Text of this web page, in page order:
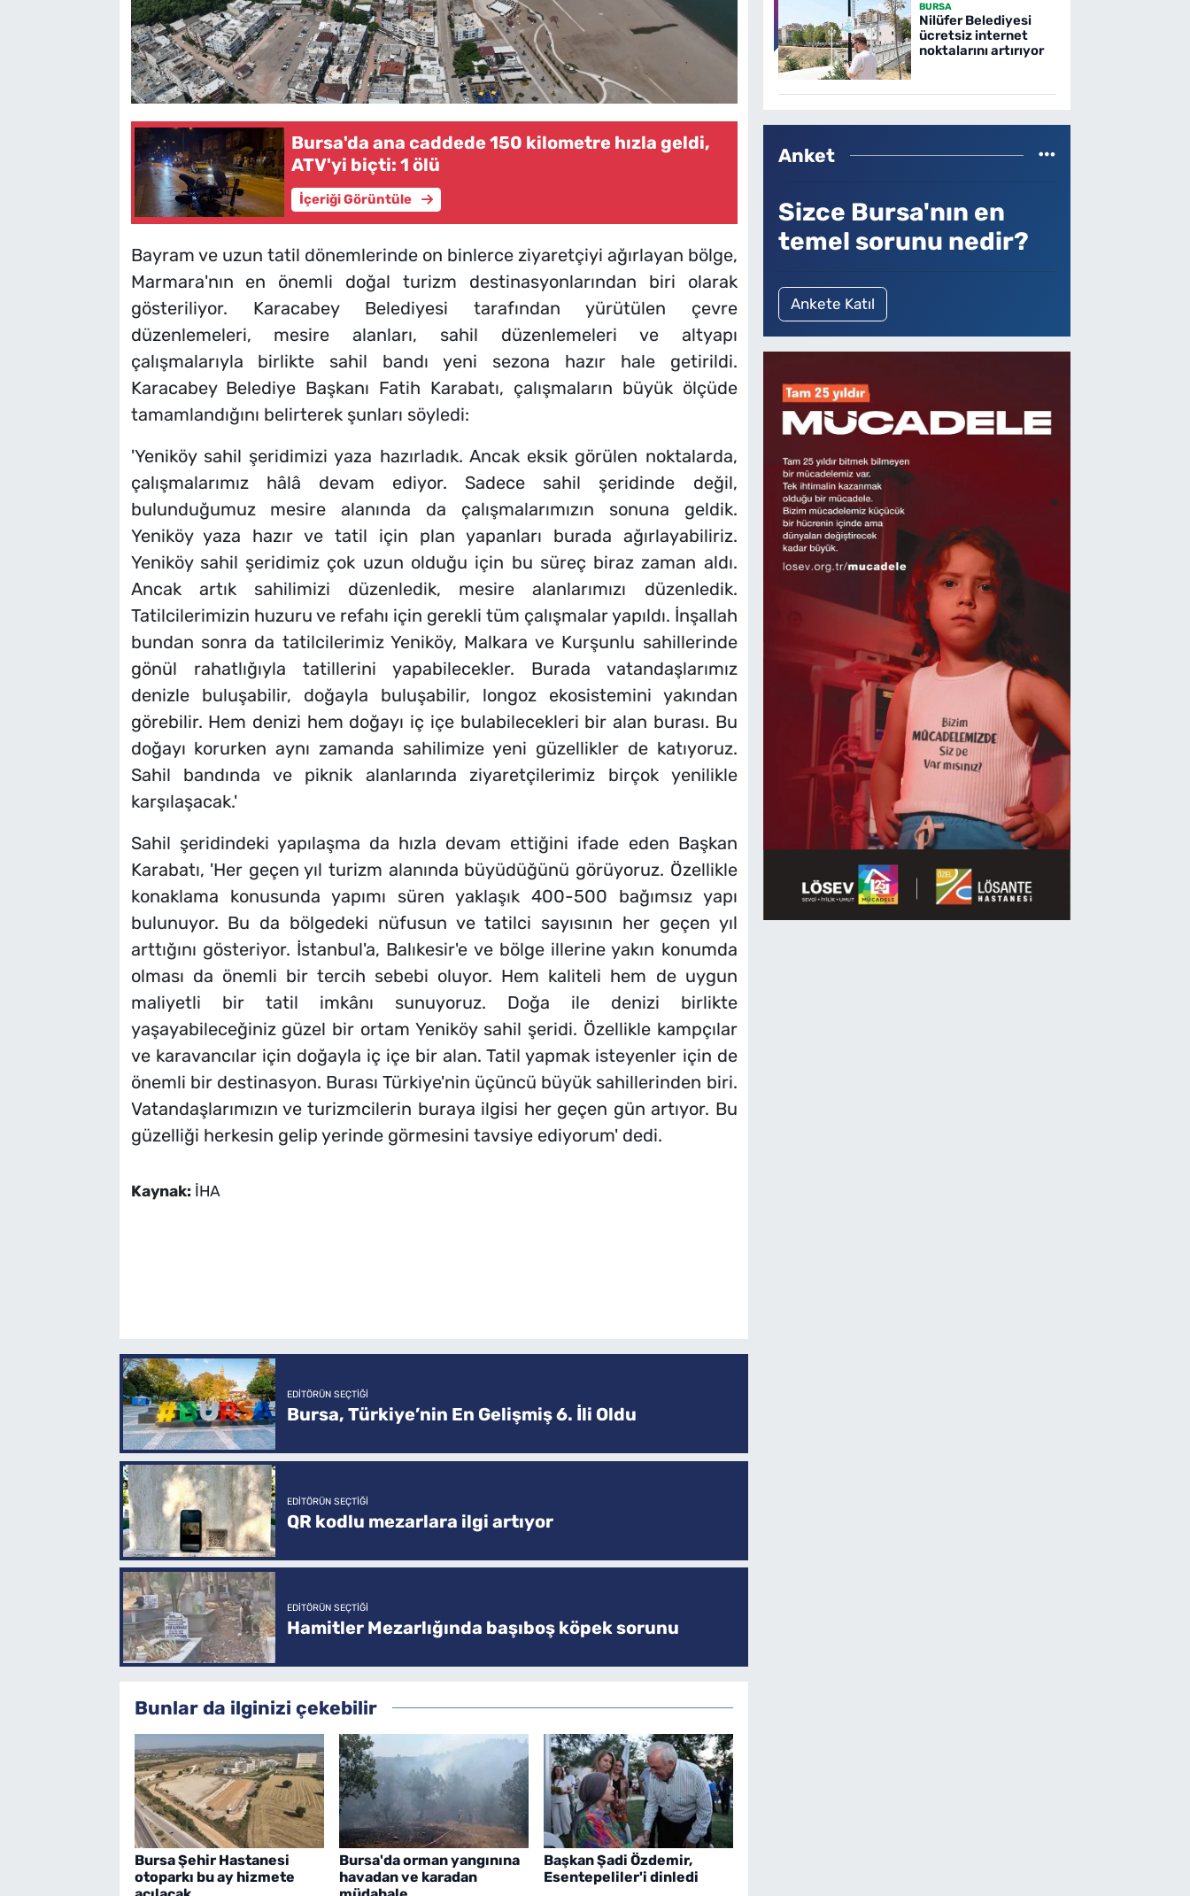
Bursa'da ana caddede 150 kilometre hızla geldi,
ATV'yi biçti: 1 ölü
İçeriği Görüntüle
Bayram ve uzun tatil dönemlerinde on binlerce ziyaretçiyi ağırlayan bölge,
Marmara'nın en önemli doğal turizm destinasyonlarından biri olarak
gösteriliyor. Karacabey Belediyesi tarafından yürütülen çevre
düzenlemeleri, mesire alanları, sahil düzenlemeleri ve altyapı
çalışmalarıyla birlikte sahil bandı yeni sezona hazır hale getirildi.
Karacabey Belediye Başkanı Fatih Karabatı, çalışmaların büyük ölçüde
tamamlandığını belirterek şunları söyledi:
'Yeniköy sahil şeridimizi yaza hazırladık. Ancak eksik görülen noktalarda,
çalışmalarımız hâlâ devam ediyor. Sadece sahil şeridinde değil,
bulunduğumuz mesire alanında da çalışmalarımızın sonuna geldik.
Yeniköy yaza hazır ve tatil için plan yapanları burada ağırlayabiliriz.
Yeniköy sahil şeridimiz çok uzun olduğu için bu süreç biraz zaman aldı.
Ancak artık sahilimizi düzenledik, mesire alanlarımızı düzenledik.
Tatilcilerimizin huzuru ve refahı için gerekli tüm çalışmalar yapıldı. İnşallah
bundan sonra da tatilcilerimiz Yeniköy, Malkara ve Kurşunlu sahillerinde
gönül rahatlığıyla tatillerini yapabilecekler. Burada vatandaşlarımız
denizle buluşabilir, doğayla buluşabilir, longoz ekosistemini yakından
görebilir. Hem denizi hem doğayı iç içe bulabilecekleri bir alan burası. Bu
doğayı korurken aynı zamanda sahilimize yeni güzellikler de katıyoruz.
Sahil bandında ve piknik alanlarında ziyaretçilerimiz birçok yenilikle
karşılaşacak.'
Sahil şeridindeki yapılaşma da hızla devam ettiğini ifade eden Başkan
Karabatı, 'Her geçen yıl turizm alanında büyüdüğünü görüyoruz. Özellikle
konaklama konusunda yapımı süren yaklaşık 400-500 bağımsız yapı
bulunuyor. Bu da bölgedeki nüfusun ve tatilci sayısının her geçen yıl
arttığını gösteriyor. İstanbul'a, Balıkesir'e ve bölge illerine yakın konumda
olması da önemli bir tercih sebebi oluyor. Hem kaliteli hem de uygun
maliyetli bir tatil imkânı sunuyoruz. Doğa ile denizi birlikte
yaşayabileceğiniz güzel bir ortam Yeniköy sahil şeridi. Özellikle kampçılar
ve karavancılar için doğayla iç içe bir alan. Tatil yapmak isteyenler için de
önemli bir destinasyon. Burası Türkiye'nin üçüncü büyük sahillerinden biri.
Vatandaşlarımızın ve turizmcilerin buraya ilgisi her geçen gün artıyor. Bu
güzelliği herkesin gelip yerinde görmesini tavsiye ediyorum' dedi.
Kaynak: İHA
EDITÖRÜN SEÇTIĞI
Bursa, Türkiye’nin En Gelişmiş 6. İli Oldu
EDITÖRÜN SEÇTIĞI
QR kodlu mezarlara ilgi artıyor
EDITÖRÜN SEÇTIĞI
Hamitler Mezarlığında başıboş köpek sorunu
Bunlar da ilginizi çekebilir
Bursa Şehir Hastanesi
otoparkı bu ay hizmete
Bursa'da orman yangınına
havadan ve karadan
Başkan Şadi Özdemir,
Esentepeliler'i dinledi
BURSA
Nilüfer Belediyesi
ücretsiz internet
noktalarını artırıyor
Anket
Sizce Bursa'nın en
temel sorunu nedir?
Ankete Katıl